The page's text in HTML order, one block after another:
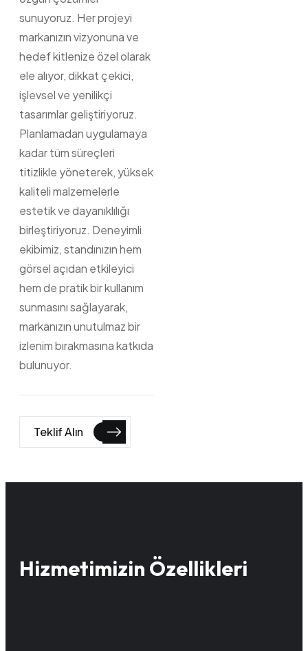
sunuyoruz. Her projeyi
markanızın vizyonuna ve
hedef kitlenize özel olarak
ele alıyor, dikkat çekici,
işlevsel ve yenilikçi
tasarımlar geliştiriyoruz.
Planlamadan uygulamaya
kadar tüm süreçleri
titizlikle yöneterek, yüksek
kaliteli malzemelerle
estetik ve dayanıklılığı
birleştiriyoruz. Deneyimli
ekibimiz, standınızın hem
görsel açıdan etkileyici
hem de pratik bir kullanım
sunmasını sağlayarak,
markanızın unutulmaz bir
izlenim bırakmasına katkıda
bulunuyor.
Teklif Alın
Hizmetimizin Özellikleri